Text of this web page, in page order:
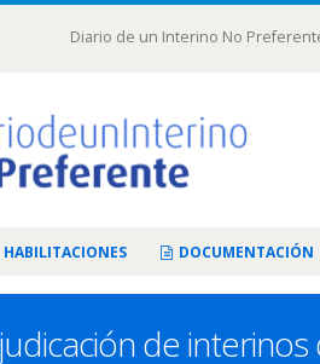
Diario de un Interino No
HABILITACIONES DOCUMENTACIÓN
de